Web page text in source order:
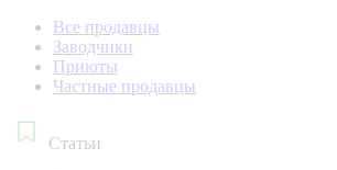
Все продавцы
Заводчики
Приюты
Частные продавцы
Статьи